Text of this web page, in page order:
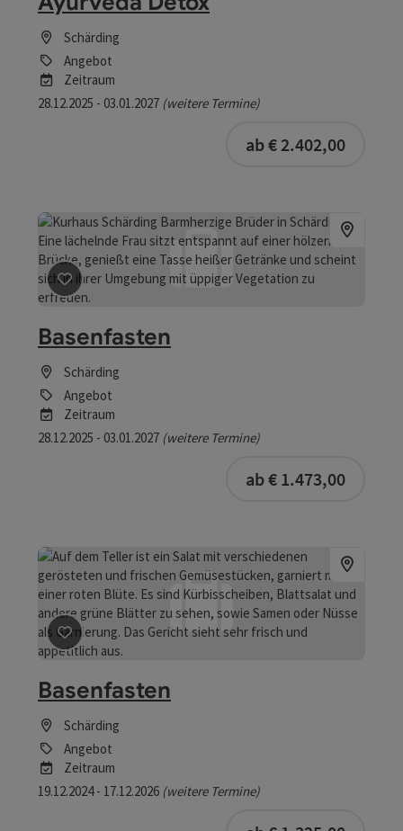
Schärding
Angebot
Zeitraum
28.12.2025 - 03.01.2027 (weitere Termine)
ab € 2.402,00
Beitrag merken
Basenfasten
Schärding
Angebot
Zeitraum
28.12.2025 - 03.01.2027 (weitere Termine)
ab € 1.473,00
Beitrag merken
Basenfasten
Schärding
Angebot
Zeitraum
19.12.2024 - 17.12.2026 (weitere Termine)